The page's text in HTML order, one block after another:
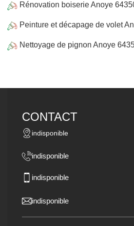
Rénovation boiserie Anoye
Peinture et décapage de volet
Nettoyage de pignon Anoye
CONTACT
indisponible
indisponible
indisponible
indisponible